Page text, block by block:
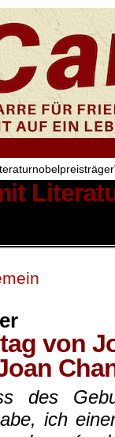
von
des
ich